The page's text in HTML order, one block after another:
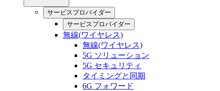
サービスプロバイダー
サービスプロバイダー
無線(ワイヤレス)
無線(ワイヤレス)
5G ソリューション
5G セキュリティ
タイミングと同期
6G フォワード